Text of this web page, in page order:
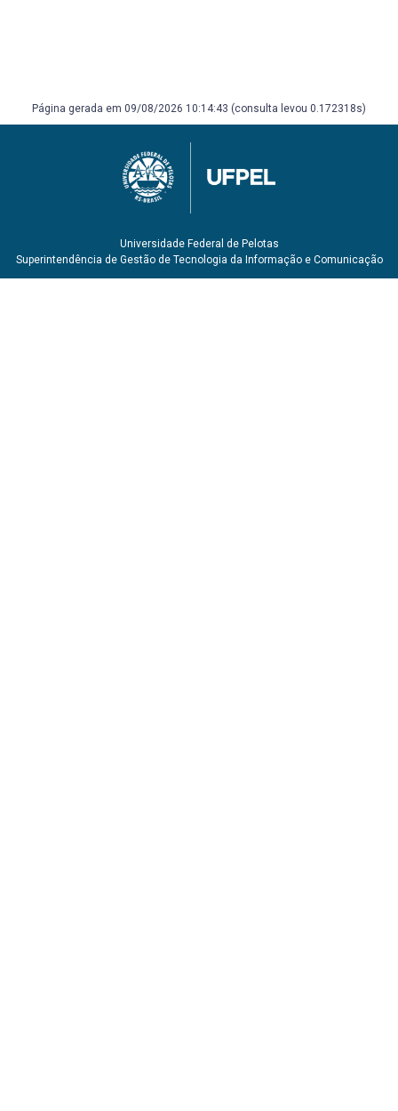
Página gerada em 09/08/2026 10:14:43 (consulta levou 0.172318s)
Universidade Federal de Pelotas
Superintendência de Gestão de Tecnologia da Informação e Comunicação